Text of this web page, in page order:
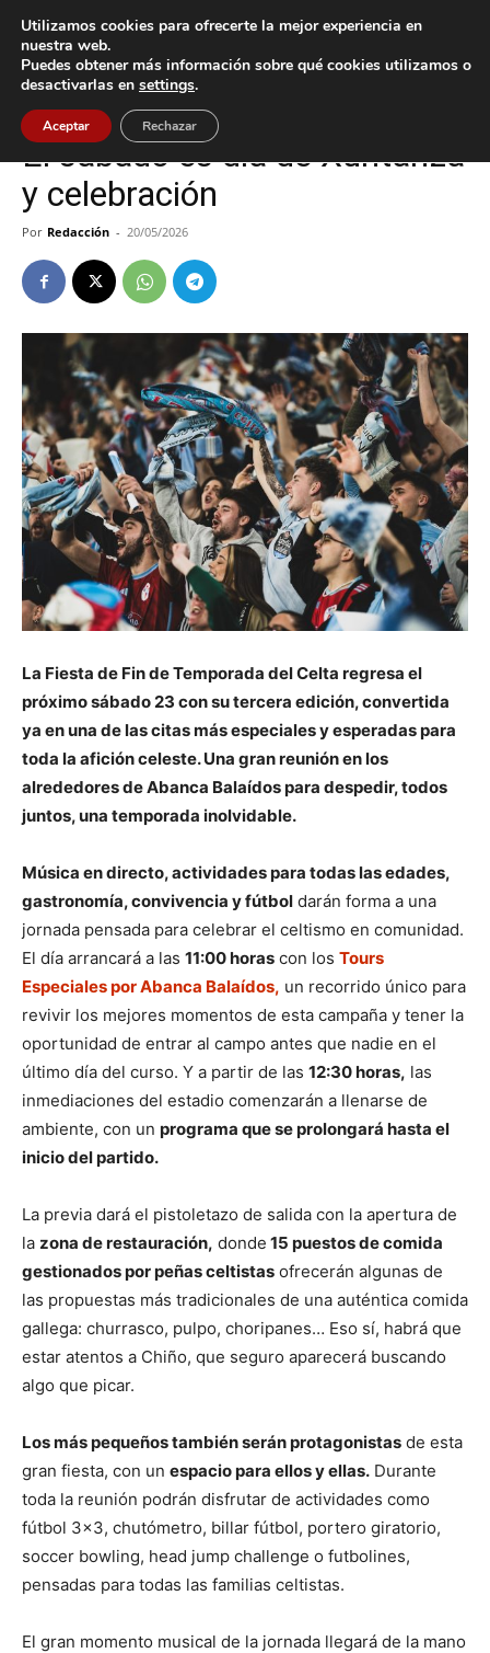
Inicio Celta
Celta Deportes
El sábado es día de Xuntanza
y celebración
Por Redacción - 20/05/2026
La Fiesta de Fin de Temporada del Celta regresa el
próximo sábado 23 con su tercera edición, convertida
ya en una de las citas más especiales y esperadas para
toda la afición celeste. Una gran reunión en los
alrededores de Abanca Balaídos para despedir, todos
juntos, una temporada inolvidable.
Música en directo, actividades para todas las edades,
gastronomía, convivencia y fútbol darán forma a una
jornada pensada para celebrar el celtismo en comunidad.
El día arrancará a las 11:00 horas con los Tours
Especiales por Abanca Balaídos, un recorrido único para
revivir los mejores momentos de esta campaña y tener la
oportunidad de entrar al campo antes que nadie en el
último día del curso. Y a partir de las 12:30 horas, las
inmediaciones del estadio comenzarán a llenarse de
ambiente, con un programa que se prolongará hasta el
inicio del partido.
La previa dará el pistoletazo de salida con la apertura de
la zona de restauración, donde 15 puestos de comida
gestionados por peñas celtistas ofrecerán algunas de
las propuestas más tradicionales de una auténtica comida
gallega: churrasco, pulpo, choripanes… Eso sí, habrá que
estar atentos a Chiño, que seguro aparecerá buscando
algo que picar.
Los más pequeños también serán protagonistas de esta
gran fiesta, con un espacio para ellos y ellas. Durante
toda la reunión podrán disfrutar de actividades como
fútbol 3×3, chutómetro, billar fútbol, portero giratorio,
soccer bowling, head jump challenge o futbolines,
pensadas para todas las familias celtistas.
El gran momento musical de la jornada llegará de la mano
Utilizamos cookies para ofrecerte la mejor experiencia en
nuestra web.
Puedes obtener más información sobre qué cookies utilizamos o
desactivarlas en settings.
Aceptar Rechazar